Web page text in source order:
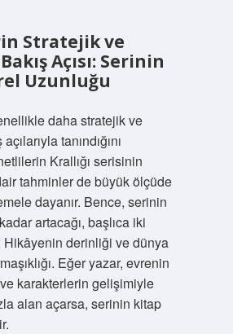
Stratejik ve
Açısı: Serinin
Uzunluğu
daha stratejik ve
tanındığını
Krallığı serisinin
tahminler de büyük ölçüde
dayanır. Bence, serinin
artacağı, başlıca iki
Hikâyenin derinliği ve dünya
Eğer yazar, evrenin
karakterlerin gelişimiyle
alan açarsa, serinin kitap